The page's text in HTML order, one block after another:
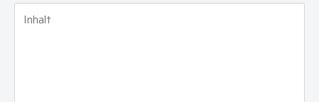
Inhalt